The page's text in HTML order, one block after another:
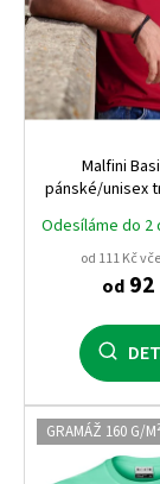
u
k
t
ů
Malfini
pánské/unisex
Odesíláme do 2
od 111 Kč
od
GRAMÁŽ 160 G/M²